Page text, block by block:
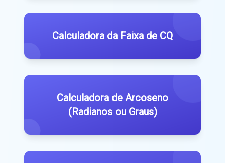
Calculadora da Faixa de CQ
Calculadora de Arcoseno
(Radianos ou Graus)